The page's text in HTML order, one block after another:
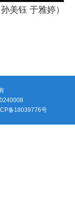
美钰 于雅婷）
备18039776号